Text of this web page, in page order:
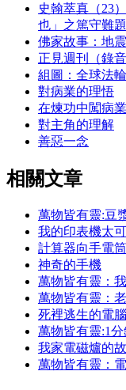
史翰萃真（23
也」之篤守難
佛家故事：地
正見週刊（錄
組圖：全球法
對病業的理悟
在煉功中闖病
對主角的理解
善惡一念
相關文章
萬物皆有靈:豆
我的印表機太
計算器向手電
神奇的手機
萬物皆有靈：
萬物皆有靈：
死裡逃生的電
萬物皆有靈:1
我家電磁爐的
萬物皆有靈：